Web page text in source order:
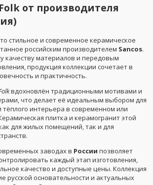
от производителя
стильное и современное керамическое
российским производителем Sancos.
качеству материалов и передовым
продукция коллекции сочетает в
и практичность.
вдохновлён традиционными мотивами и
что делает её идеальным выбором для
тёплого интерьера в современном или
плитка и керамогранит этой
для жилых помещений, так и для
заводах в России позволяет
каждый этап изготовления,
качество и доступные цены. Коллекция
русской основательности и актуальных